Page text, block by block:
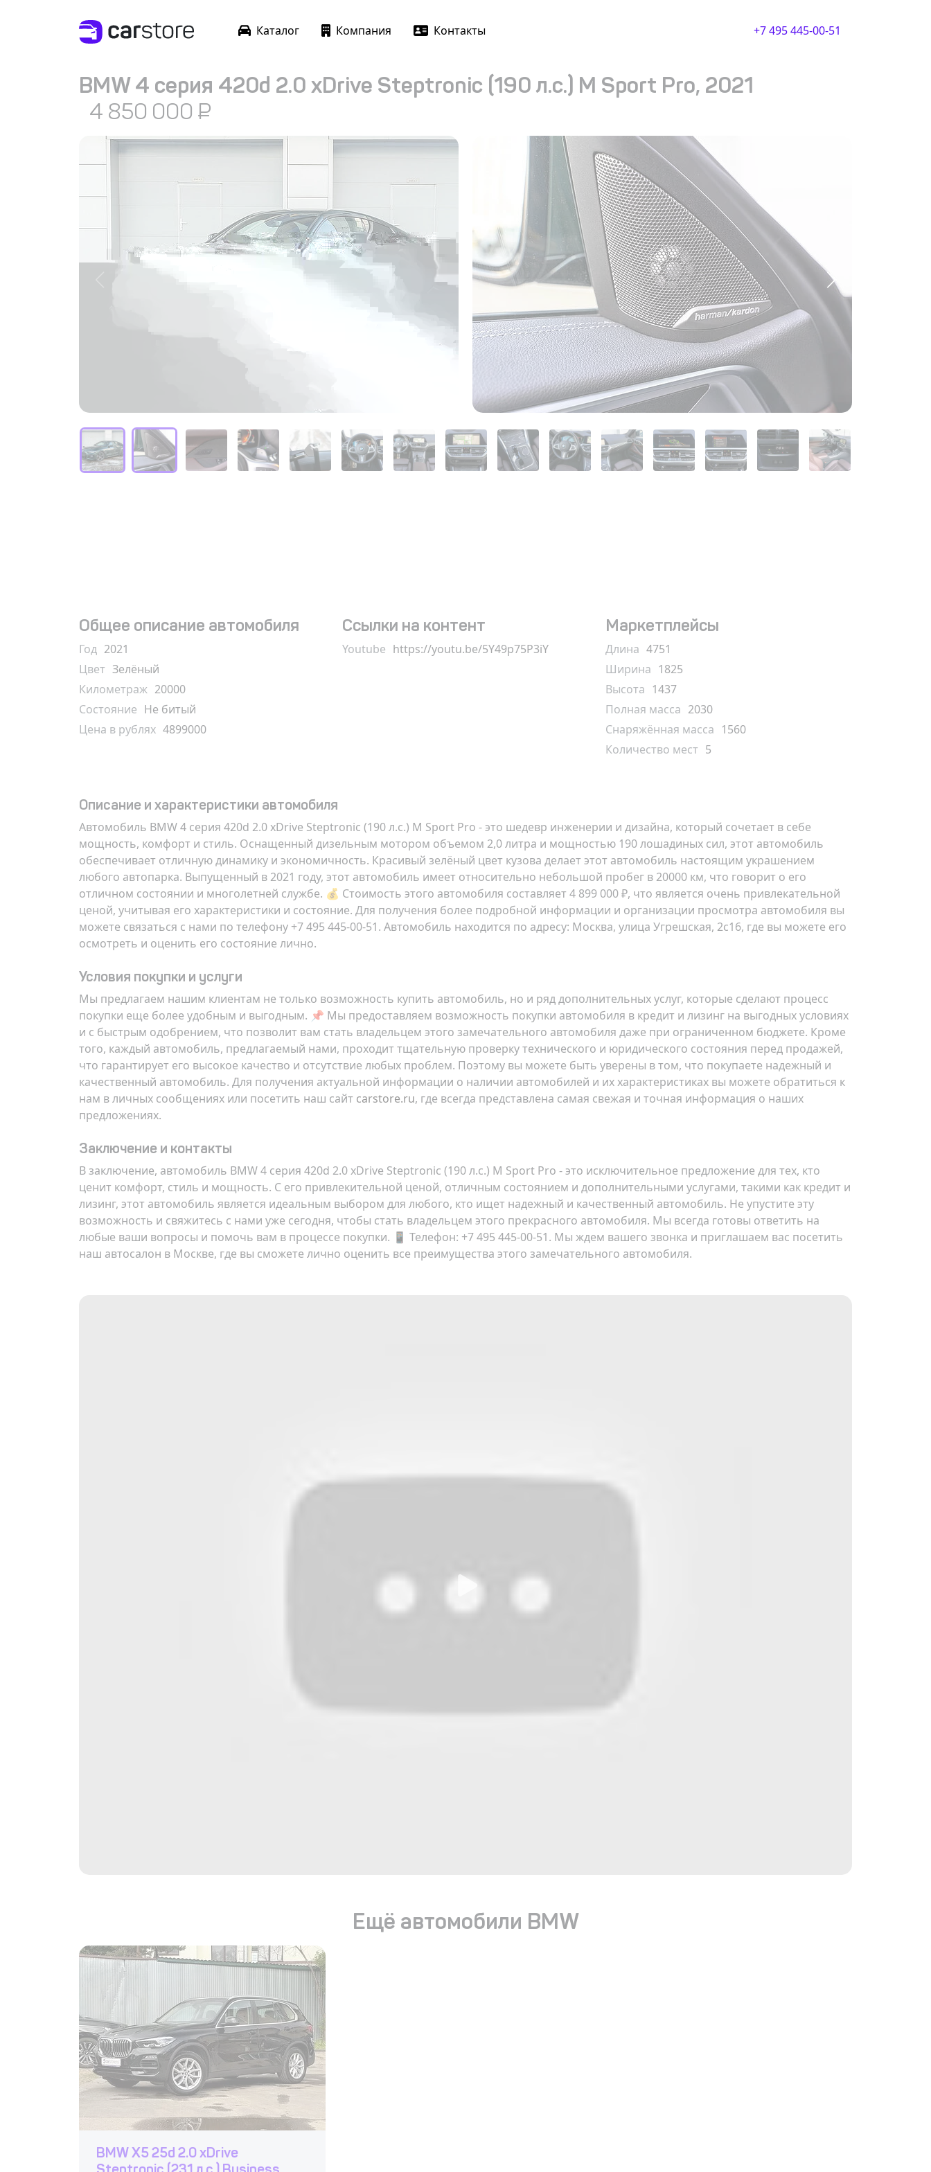
Каталог Компания Контакты +7 495 445-00-51
BMW 4 серия 420d 2.0 xDrive Steptronic (190 л.с.) M Sport Pro, 2021
4 850 000 ₽
Общее описание автомобиля
Год 2021
Цвет Зелёный
Километраж 20000
Состояние Не битый
Цена в рублях 4899000
Ссылки на контент
Youtube https://youtu.be/5Y49p75P3iY
Маркетплейсы
Длина 4751
Ширина 1825
Высота 1437
Полная масса 2030
Снаряжённая масса 1560
Количество мест 5
Описание и характеристики автомобиля
Автомобиль BMW 4 серия 420d 2.0 xDrive Steptronic (190 л.с.) M Sport Pro - это шедевр инженерии и дизайна, который сочетает в себе
мощность, комфорт и стиль. Оснащенный дизельным мотором объемом 2,0 литра и мощностью 190 лошадиных сил, этот автомобиль
обеспечивает отличную динамику и экономичность. Красивый зелёный цвет кузова делает этот автомобиль настоящим украшением
любого автопарка. Выпущенный в 2021 году, этот автомобиль имеет относительно небольшой пробег в 20000 км, что говорит о его
отличном состоянии и многолетней службе. 💰 Стоимость этого автомобиля составляет4 899 000 ₽, что является очень привлекательной
ценой, учитывая его характеристики и состояние. Для получения более подробной информации и организации просмотра автомобиля вы
можете связаться с нами по телефону +7 495 445-00-51. Автомобиль находится по адресу: Москва, улица Угрешская, 2с16, где вы можете его
осмотреть и оценить его состояние лично.
Условия покупки и услуги
Мы предлагаем нашим клиентам не только возможность купить автомобиль, но и ряд дополнительных услуг, которые сделают процесс
покупки еще более удобным и выгодным. 📌 Мы предоставляем возможность покупки автомобиля в кредит и лизинг на выгодных условиях
и с быстрым одобрением, что позволит вам стать владельцем этого замечательного автомобиля даже при ограниченном бюджете. Кроме
того, каждый автомобиль, предлагаемый нами, проходит тщательную проверку технического и юридического состояния перед продажей,
что гарантирует его высокое качество и отсутствие любых проблем. Поэтому вы можете быть уверены в том, что покупаете надежный и
качественный автомобиль. Для получения актуальной информации о наличии автомобилей и их характеристиках вы можете обратиться к
нам в личных сообщениях или посетить наш сайт carstore.ru, где всегда представлена самая свежая и точная информация о наших
предложениях.
Заключение и контакты
В заключение, автомобиль BMW 4 серия 420d 2.0 xDrive Steptronic (190 л.с.) M Sport Pro - это исключительное предложение для тех, кто
ценит комфорт, стиль и мощность. С его привлекительной ценой, отличным состоянием и дополнительными услугами, такими как кредит и
лизинг, этот автомобиль является идеальным выбором для любого, кто ищет надежный и качественный автомобиль. Не упустите эту
возможность и свяжитесь с нами уже сегодня, чтобы стать владельцем этого прекрасного автомобиля. Мы всегда готовы ответить на
любые ваши вопросы и помочь вам в процессе покупки. 📱 Телефон: +7 495 445-00-51. Мы ждем вашего звонка и приглашаем вас посетить
наш автосалон в Москве, где вы сможете лично оценить все преимущества этого замечательного автомобиля.
Ещё автомобили BMW
BMW X5 25d 2.0 xDrive